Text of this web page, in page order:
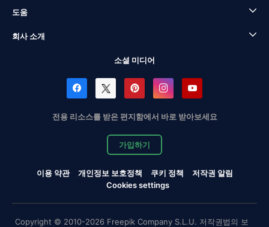
도움
회사 소개
소셜 미디어
전용 리소스를 받은 편지함에서 바로 받아보세요
가입하기
이용 약관 개인정보 보호정책 쿠키 정책
저작권 알림
Cookies settings
Copyright © 2010-2026 Freepik Company S.L.U. 저작권법의 보